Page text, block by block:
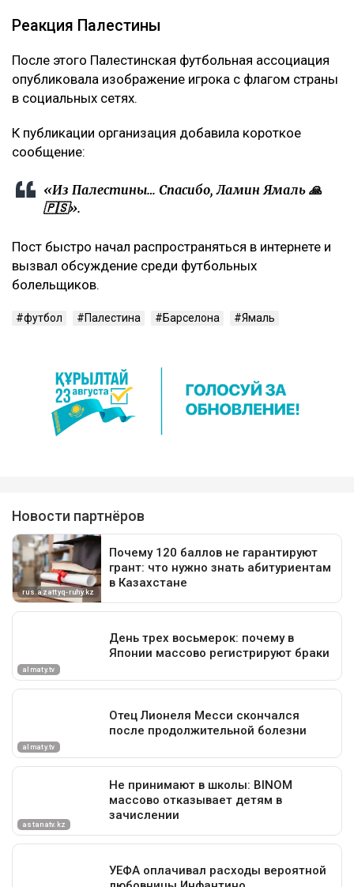
Реакция Палестины
После этого Палестинская футбольная ассоциация
опубликовала изображение игрока с флагом страны
в социальных сетях.
К публикации организация добавила короткое
сообщение:
«Из Палестины… Спасибо, Ламин Ямаль 🙏
🇵🇸».
Пост быстро начал распространяться в интернете и
вызвал обсуждение среди футбольных
болельщиков.
футбол Палестина Барселона Ямаль